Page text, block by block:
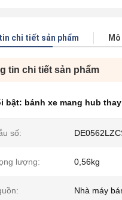
chi tiết sản phẩm
tin chi tiết sản phẩm
bật: bánh xe mang hub
số:
lượng: 0,56kg
Nhà máy